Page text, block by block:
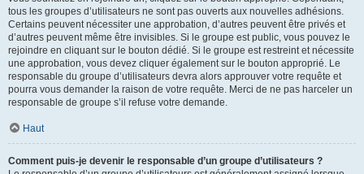
tous les groupes d’utilisateurs ne sont pas ouverts aux nouvelles adhésions.
Certains peuvent nécessiter une approbation, d’autres peuvent être privés et
d’autres peuvent même être invisibles. Si le groupe est public, vous pouvez le
rejoindre en cliquant sur le bouton dédié. Si le groupe est restreint et nécessite
une approbation, vous devez cliquer également sur le bouton approprié. Le
responsable du groupe d’utilisateurs devra alors approuver votre requête et
pourra vous demander la raison de votre requête. Merci de ne pas harceler un
responsable de groupe s’il refuse votre demande.
Haut
Comment puis-je devenir le responsable d’un groupe d’utilisateurs ?